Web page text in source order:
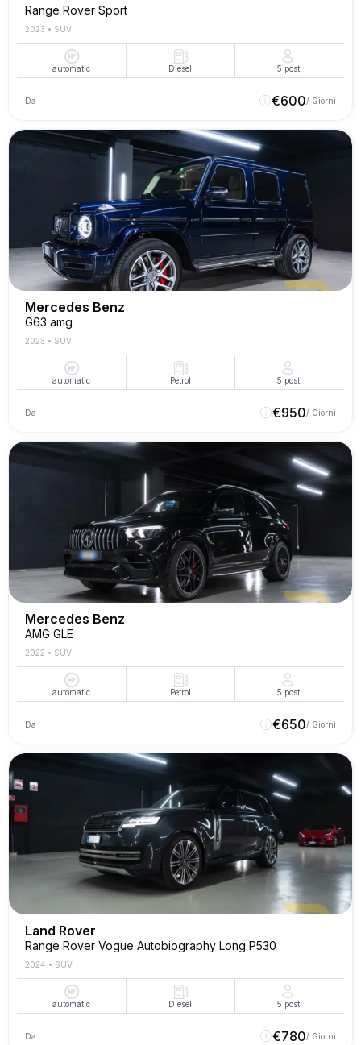
Range Rover Sport
2023 • SUV
automatic Diesel 5 posti
Da €600/ Giorni
Mercedes Benz
G63 amg
2023 • SUV
automatic Petrol 5 posti
Da €950/ Giorni
Mercedes Benz
AMG GLE
2022 • SUV
automatic Petrol 5 posti
Da €650/ Giorni
Land Rover
Range Rover Vogue Autobiography Long P530
2024 • SUV
automatic Diesel 5 posti
Da €780/ Giorni